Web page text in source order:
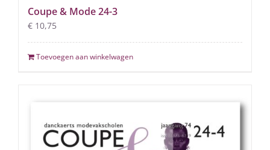
Coupe & Mode 24-3
€ 10,75
Toevoegen aan winkelwagen